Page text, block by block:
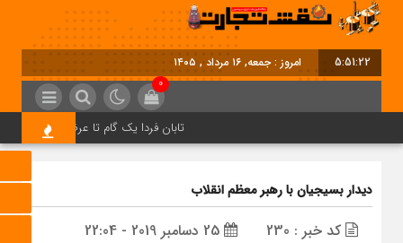
5:51:23 امروز : جمعه, ۱۶ مرداد , ۱۴۰۵
0
تابان فردا یک گام تا عرضه اولیه؛ نماد
دیدار بسیجیان با رهبر معظم انقلاب
کد خبر : 230